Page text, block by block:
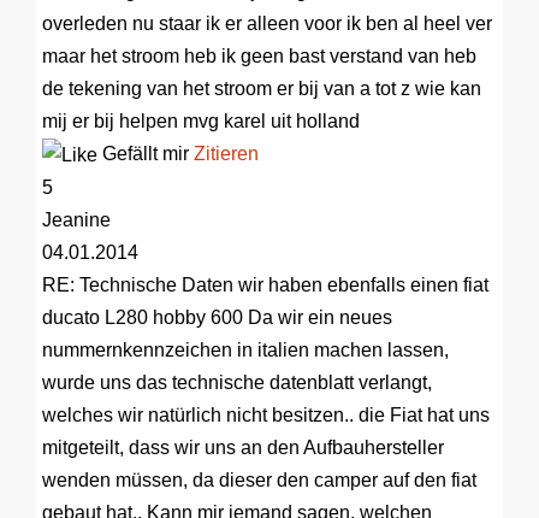
overleden nu staar ik er alleen voor ik ben al heel ver
maar het stroom heb ik geen bast verstand van heb
de tekening van het stroom er bij van a tot z wie kan
mij er bij helpen mvg karel uit holland
Gefällt mir Zitieren
5
Jeanine
04.01.2014
RE: Technische Daten wir haben ebenfalls einen fiat
ducato L280 hobby 600 Da wir ein neues
nummernkennzeichen in italien machen lassen,
wurde uns das technische datenblatt verlangt,
welches wir natürlich nicht besitzen.. die Fiat hat uns
mitgeteilt, dass wir uns an den Aufbauhersteller
wenden müssen, da dieser den camper auf den fiat
gebaut hat.. Kann mir jemand sagen, welchen